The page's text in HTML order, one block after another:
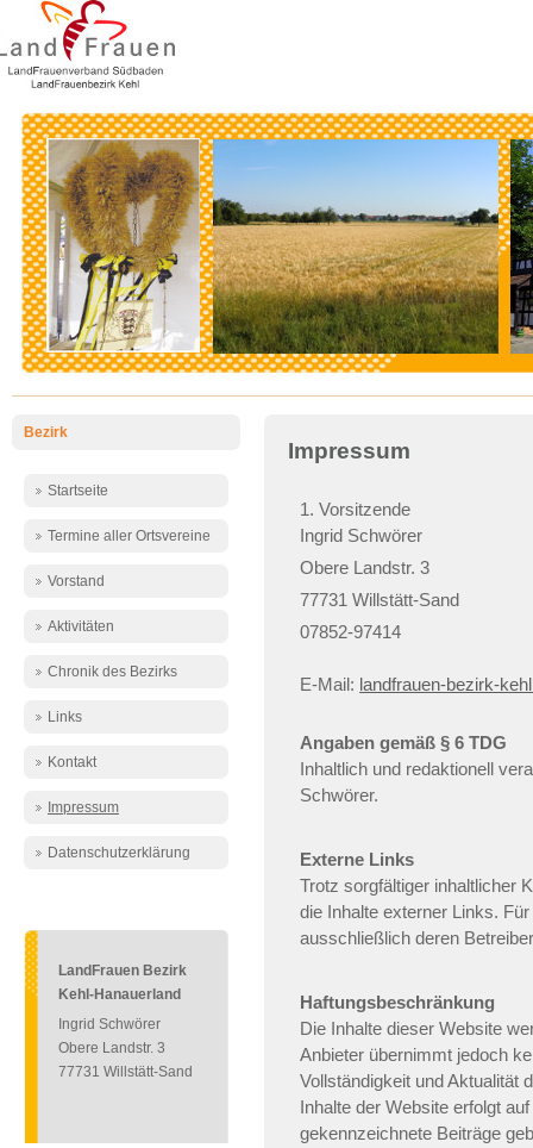
Bezirk
Startseite
Termine aller Ortsvereine
Vorstand
Aktivitäten
Chronik des Bezirks
Links
Kontakt
Impressum
Datenschutzerklärung
LandFrauen Bezirk
Kehl-Hanauerland
Ingrid Schwörer
Obere Landstr. 3
77731 Willstätt-Sand
Impressum
1. Vorsitzende
Ingrid Schwörer
Obere Landstr. 3
77731 Willstätt-Sand
07852-97414
E-Mail: landfrauen-bezirk-
Angaben gemäß § 6 TDG
Inhaltlich und redaktionell
Schwörer.
Externe Links
Trotz sorgfältiger inhaltlicher
die Inhalte externer Links.
ausschließlich deren
Haftungsbeschränkung
Die Inhalte dieser Website
Anbieter übernimmt jedoch
Vollständigkeit und Aktualität
Inhalte der Website erfolgt
gekennzeichnete Beiträge